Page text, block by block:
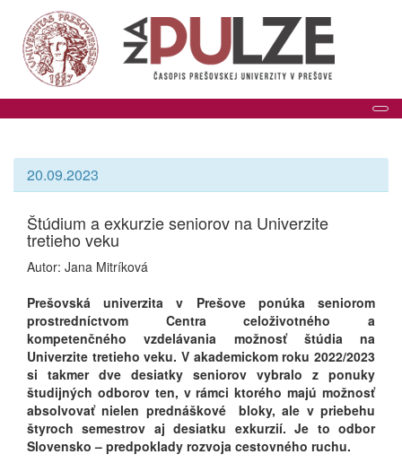
20.09.2023
Štúdium a exkurzie seniorov na Univerzite
tretieho veku
Autor: Jana Mitríková
Prešovská univerzita v Prešove ponúka seniorom
prostredníctvom Centra celoživotného a
kompetenčného vzdelávania možnosť štúdia na
Univerzite tretieho veku. V akademickom roku 2022/2023
si takmer dve desiatky seniorov vybralo z ponuky
študijných odborov ten, v rámci ktorého majú možnosť
absolvovať nielen prednáškové bloky, ale v priebehu
štyroch semestrov aj desiatku exkurzií. Je to odbor
Slovensko – predpoklady rozvoja cestovného ruchu.